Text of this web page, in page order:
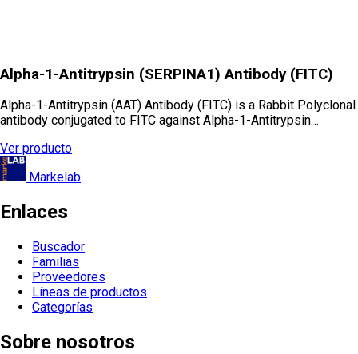
Alpha-1-Antitrypsin (SERPINA1) Antibody (FITC)
Alpha-1-Antitrypsin (AAT) Antibody (FITC) is a Rabbit Polyclonal
antibody conjugated to FITC against Alpha-1-Antitrypsin…
Ver producto
Markelab
Enlaces
Buscador
Familias
Proveedores
Líneas de productos
Categorías
Sobre nosotros